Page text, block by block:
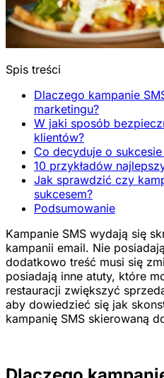
Spis treści
Dlaczego kampanie
marketingu?
W jaki sposób
klientów?
Co decyduje o sukcesie
10 przykładów
Jak sprawdzić czy
sukcesem?
Podsumowanie
Kampanie SMS wydają się
kampanii email. Nie
dodatkowo treść musi się
posiadają inne atuty, które
restauracji zwiększyć
aby dowiedzieć się jak
kampanię SMS skierowaną